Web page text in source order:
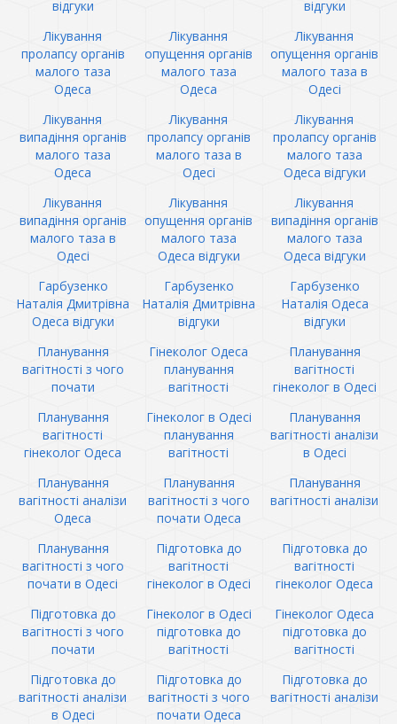
відгуки
відгуки
Лікування
пролапсу органів
малого таза
Одеса
Лікування
опущення органів
малого таза
Одеса
Лікування
опущення органів
малого таза в
Одесі
Лікування
випадіння органів
малого таза
Одеса
Лікування
пролапсу органів
малого таза в
Одесі
Лікування
пролапсу органів
малого таза
Одеса відгуки
Лікування
випадіння органів
малого таза в
Одесі
Лікування
опущення органів
малого таза
Одеса відгуки
Лікування
випадіння органів
малого таза
Одеса відгуки
Гарбузенко
Наталія Дмитрівна
Одеса відгуки
Гарбузенко
Наталія Дмитрівна
відгуки
Гарбузенко
Наталія Одеса
відгуки
Планування
вагітності з чого
почати
Гінеколог Одеса
планування
вагітності
Планування
вагітності
гінеколог в Одесі
Планування
вагітності
гінеколог Одеса
Гінеколог в Одесі
планування
вагітності
Планування
вагітності аналізи
в Одесі
Планування
вагітності аналізи
Одеса
Планування
вагітності з чого
почати Одеса
Планування
вагітності аналізи
Планування
вагітності з чого
почати в Одесі
Підготовка до
вагітності
гінеколог в Одесі
Підготовка до
вагітності
гінеколог Одеса
Підготовка до
вагітності з чого
почати
Гінеколог в Одесі
підготовка до
вагітності
Гінеколог Одеса
підготовка до
вагітності
Підготовка до
вагітності аналізи
в Одесі
Підготовка до
вагітності з чого
почати Одеса
Підготовка до
вагітності аналізи